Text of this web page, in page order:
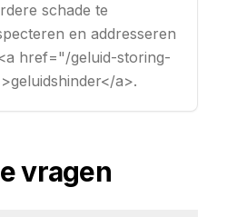
schade te
en addresseren
href="/geluid-storing-
a>.
vragen